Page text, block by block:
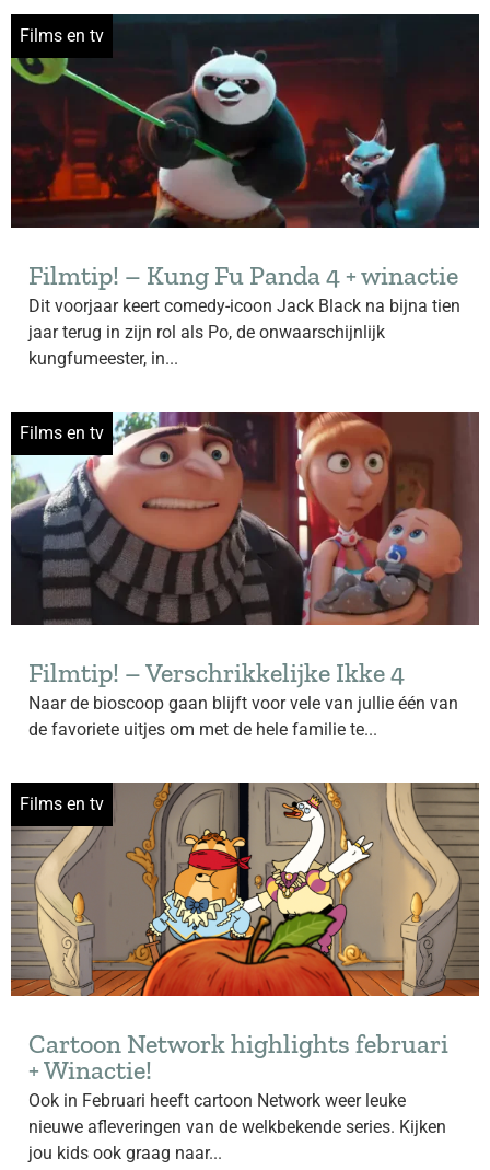
Films en tv
Filmtip! – Kung Fu Panda 4 + winactie
Dit voorjaar keert comedy-icoon Jack Black na bijna tien
jaar terug in zijn rol als Po, de onwaarschijnlijk
kungfumeester, in...
Films en tv
Filmtip! – Verschrikkelijke Ikke 4
Naar de bioscoop gaan blijft voor vele van jullie één van
de favoriete uitjes om met de hele familie te...
Films en tv
Cartoon Network highlights februari
+ Winactie!
Ook in Februari heeft cartoon Network weer leuke
nieuwe afleveringen van de welkbekende series. Kijken
jou kids ook graag naar...